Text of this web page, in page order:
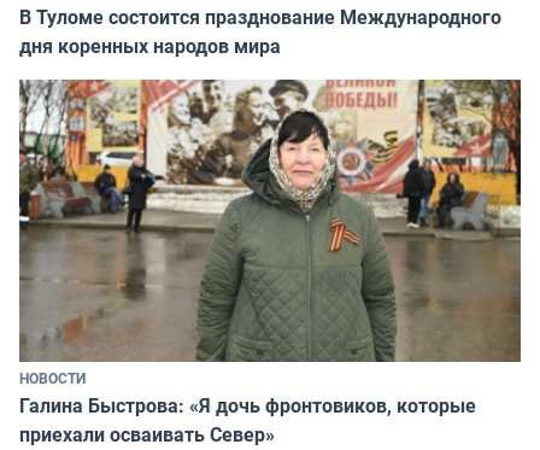
В Туломе состоится празднование Международного
дня коренных народов мира
НОВОСТИ
Галина Быстрова: «Я дочь фронтовиков, которые
приехали осваивать Север»